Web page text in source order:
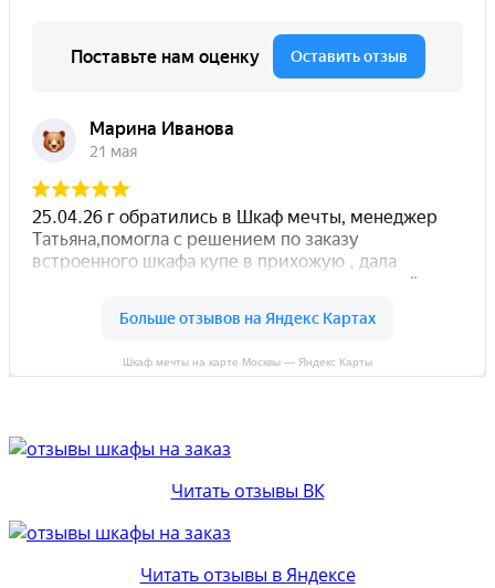
Шкаф мечты на карте Москвы — Яндекс Карты
Читать отзывы ВК
Читать отзывы в Яндексе